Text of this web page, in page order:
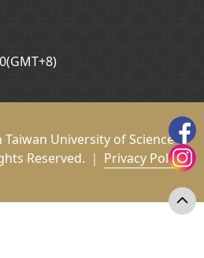
University of Science
Reserved. ｜ Privacy Policy